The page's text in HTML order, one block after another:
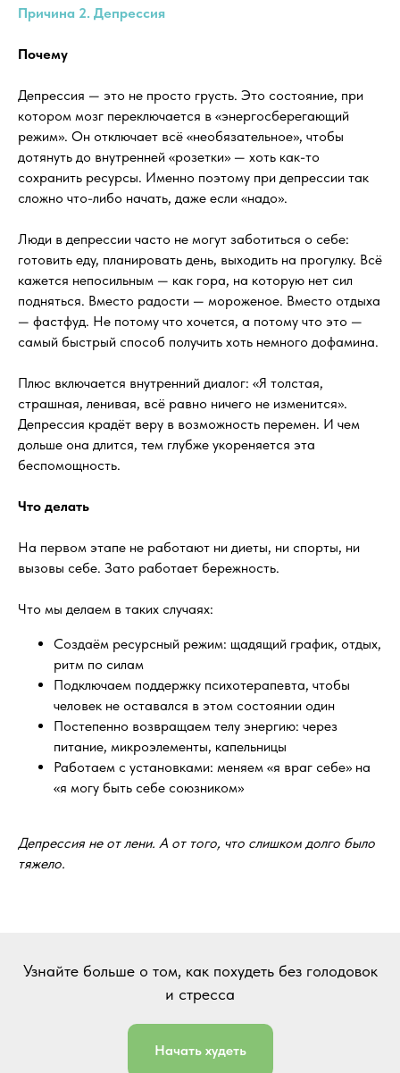
Причина 2. Депрессия
Почему
Депрессия — это не просто грусть. Это состояние, при
котором мозг переключается в «энергосберегающий
режим». Он отключает всё «необязательное», чтобы
дотянуть до внутренней «розетки» — хоть как-то
сохранить ресурсы. Именно поэтому при депрессии так
сложно что-либо начать, даже если «надо».
Люди в депрессии часто не могут заботиться о себе:
готовить еду, планировать день, выходить на прогулку. Всё
кажется непосильным — как гора, на которую нет сил
подняться. Вместо радости — мороженое. Вместо отдыха
— фастфуд. Не потому что хочется, а потому что это —
самый быстрый способ получить хоть немного дофамина.
Плюс включается внутренний диалог: «Я толстая,
страшная, ленивая, всё равно ничего не изменится».
Депрессия крадёт веру в возможность перемен. И чем
дольше она длится, тем глубже укореняется эта
беспомощность.
Что делать
На первом этапе не работают ни диеты, ни спорты, ни
вызовы себе. Зато работает бережность.
Что мы делаем в таких случаях:
Создаём ресурсный режим: щадящий график, отдых,
ритм по силам
Подключаем поддержку психотерапевта, чтобы
человек не оставался в этом состоянии один
Постепенно возвращаем телу энергию: через
питание, микроэлементы, капельницы
Работаем с установками: меняем «я враг себе» на
«я могу быть себе союзником»
Депрессия не от лени. А от того, что слишком долго было
тяжело.
Узнайте больше о том, как похудеть без голодовок
и стресса
Начать худеть